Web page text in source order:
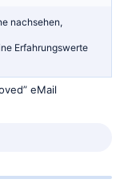
nachsehen,
Erfahrungswerte
eMail